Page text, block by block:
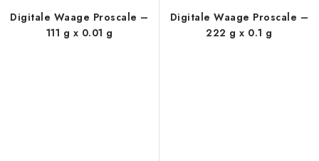
Digitale Waage Proscale –
111 g x 0.01 g
Digitale Waage Proscale –
222 g x 0.1 g